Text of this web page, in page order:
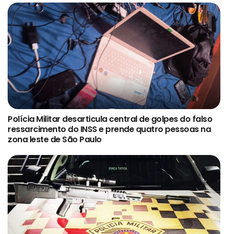
Polícia Militar desarticula central de golpes do falso
ressarcimento do INSS e prende quatro pessoas na
zona leste de São Paulo